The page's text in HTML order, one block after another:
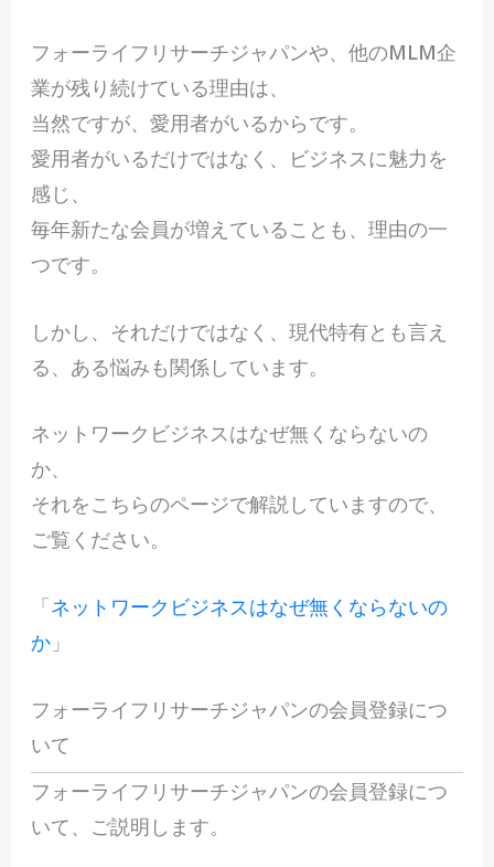
フォーライフリサーチジャパンや、他のMLM企
業が残り続けている理由は、
当然ですが、愛用者がいるからです。
愛用者がいるだけではなく、ビジネスに魅力を
感じ、
毎年新たな会員が増えていることも、理由の一
つです。
しかし、それだけではなく、現代特有とも言え
る、ある悩みも関係しています。
ネットワークビジネスはなぜ無くならないの
か、
それをこちらのページで解説していますので、
ご覧ください。
「ネットワークビジネスはなぜ無くならないの
か」
フォーライフリサーチジャパンの会員登録につ
いて
フォーライフリサーチジャパンの会員登録につ
いて、ご説明します。